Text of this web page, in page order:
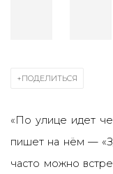
ПОДЕЛИТЬСЯ
«По улице идет
пишет на нём —
часто можно